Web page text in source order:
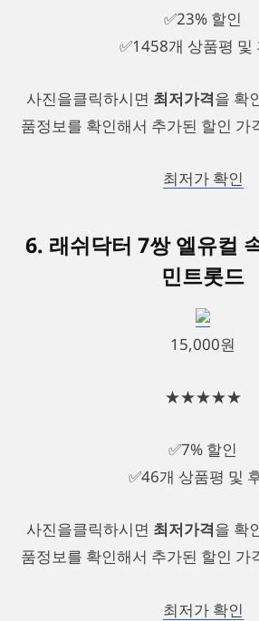
✅23% 할인
✅1458개 상품평 및
사진을클릭하시면 최저가격을 확
품정보를 확인해서 추가된 할인 가
최저가 확인
6. 래쉬닥터 7쌍 엘유컬
민트롯드
15,000원
★★★★★
✅7% 할인
✅46개 상품평 및
사진을클릭하시면 최저가격을 확
품정보를 확인해서 추가된 할인 가
최저가 확인